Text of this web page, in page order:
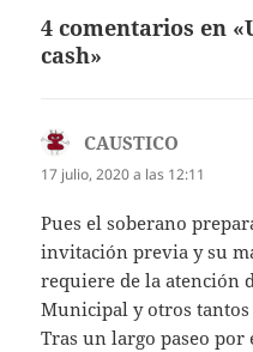
4 comentarios en
cash»
CAUSTICO
17 julio, 2020 a las 12:11
Pues el soberano
invitación previa y su
requiere de la atención
Municipal y otros
Tras un largo paseo